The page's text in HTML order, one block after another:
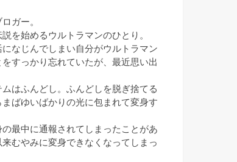
ガー。
を始めるウルトラマンのひとり。
なじんでしまい自分がウルトラマン
をすっかり忘れていたが、最近思い出
はふんどし。ふんどしを脱ぎ捨てる
まばゆいばかりの光に包まれて変身す
の最中に通報されてしまったことがあ
来むやみに変身できなくなってしまっ